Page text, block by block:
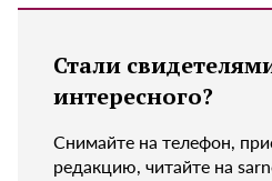
Стали
интересного?
Снимайте на телефон,
редакцию, читайте на